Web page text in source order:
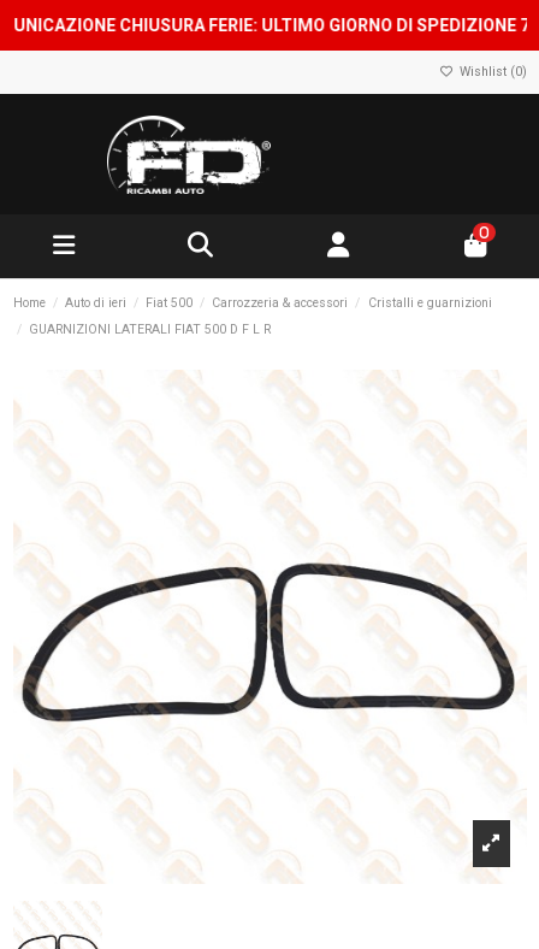
CHIUSURA FERIE: ULTIMO GIORNO DI SPEDIZIONE 7
Wishlist (0)
0
Home Auto di ieri Fiat 500 Carrozzeria & accessori
Cristalli e guarnizioni
GUARNIZIONI LATERALI FIAT 500 D F L R